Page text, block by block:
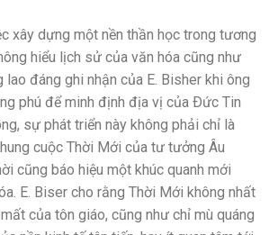
xây dựng một nền thần học trong tương
hiểu lịch sử của văn hóa cũng như
đáng ghi nhận của E. Bisher khi ông
phú để minh định địa vị của Ðức Tin
sự phát triển này không phải chỉ là
cuộc Thời Mới của tư tưởng Âu
cũng báo hiệu một khúc quanh mới
E. Biser cho rằng Thời Mới không nhất
của tôn giáo, cũng như chỉ mù quáng